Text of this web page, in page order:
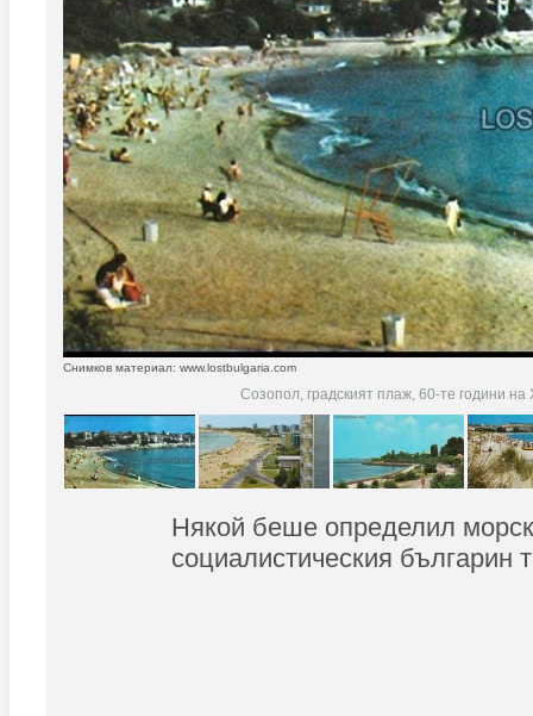
Снимков материал: www.lostbulgaria.com
Созопол, градският плаж, 60-те години на
Някой беше определил
социалистическия българин